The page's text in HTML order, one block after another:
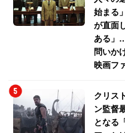
始まる
が直面
ある」
問いか
映画フ
クリス
ン監督
となる